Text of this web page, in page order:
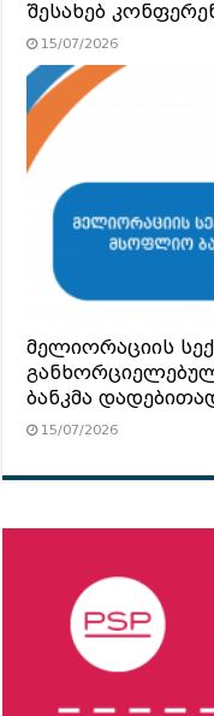
შესახებ
15/07/2026
მელიორაციის
ბანკმა
15/07/2026